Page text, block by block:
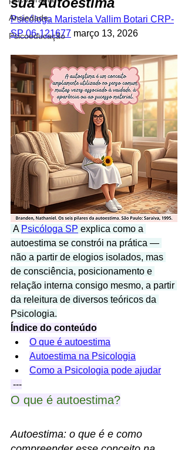
Ansiedade,
Psicoeducação
Psicóloga Maristela Vallim Botari CRP-
SP 06-121677 março 13, 2026
A Psicóloga SP explica como a
autoestima se constrói na prática —
não a partir de elogios isolados, mas
de consciência, posicionamento e
relação interna consigo mesmo, a partir
da releitura de diversos teóricos da
Psicologia.
Índice do conteúdo
O que é autoestima
Autoestima na Psicologia
Como a Psicologia pode ajudar
---
O que é autoestima?
Autoestima: o que é e como